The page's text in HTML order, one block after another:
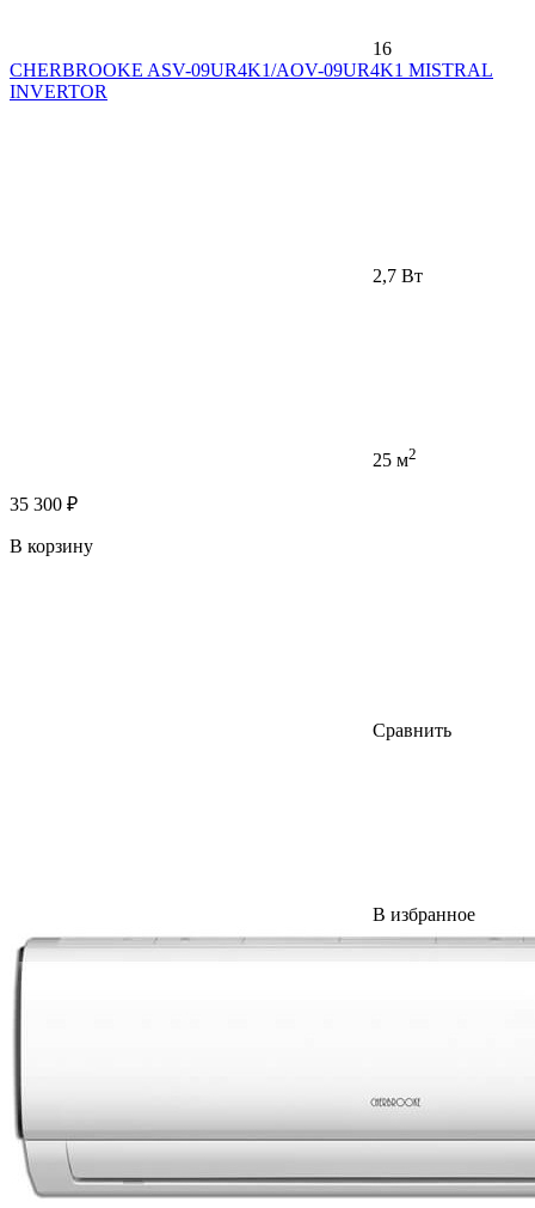
16
CHERBROOKE ASV-09UR4K1/AOV-09UR4K1 MISTRAL
INVERTOR
2,7 Вт
25 м2
35 300 ₽
В корзину
Сравнить
В избранное